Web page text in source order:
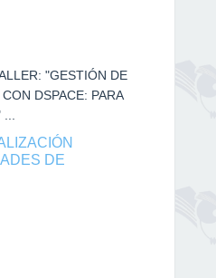
"GESTIÓN DE
DSPACE: PARA
...
DE